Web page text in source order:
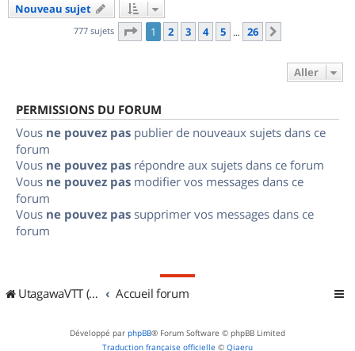
Nouveau sujet
777 sujets Page 1sur
1 2 3 4 5 … 26
Aller
PERMISSIONS DU FORUM
Vous ne pouvez pas publier de nouveaux sujets dans ce
forum
Vous ne pouvez pas répondre aux sujets dans ce forum
Vous ne pouvez pas modifier vos messages dans ce
forum
Vous ne pouvez pas supprimer vos messages dans ce
forum
UtagawaVTT (Randos VTT et VTTAE avec traces GPS) Accueil forum
Développé par phpBB® Forum Software © phpBB Limited
Traduction française officielle © Qiaeru